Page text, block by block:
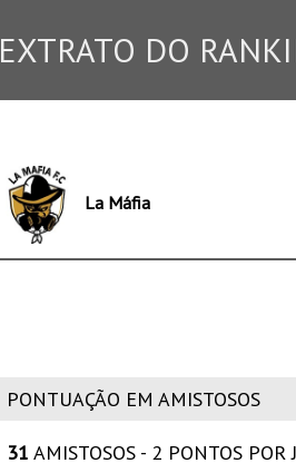
EXTRATO DO
La Máfia
PONTUAÇÃO EM AMISTOSOS
31 AMISTOSOS - 2 PONTOS POR